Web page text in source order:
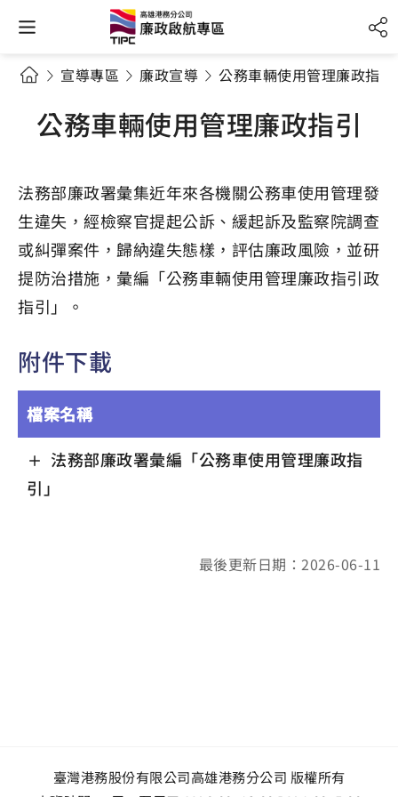
宣導專區 廉政宣導 公務車輛使用管理廉政指引
公務車輛使用管理廉政指引
法務部廉政署彙集近年來各機關公務車使用管理發
生違失，經檢察官提起公訴、緩起訴及監察院調查
或糾彈案件，歸納違失態樣，評估廉政風險，並研
提防治措施，彙編「公務車輛使用管理廉政指引政
指引」。
附件下載
檔案名稱
法務部廉政署彙編「公務車使用管理廉政指
引」
最後更新日期：2026-06-11
臺灣港務股份有限公司高雄港務分公司 版權所有